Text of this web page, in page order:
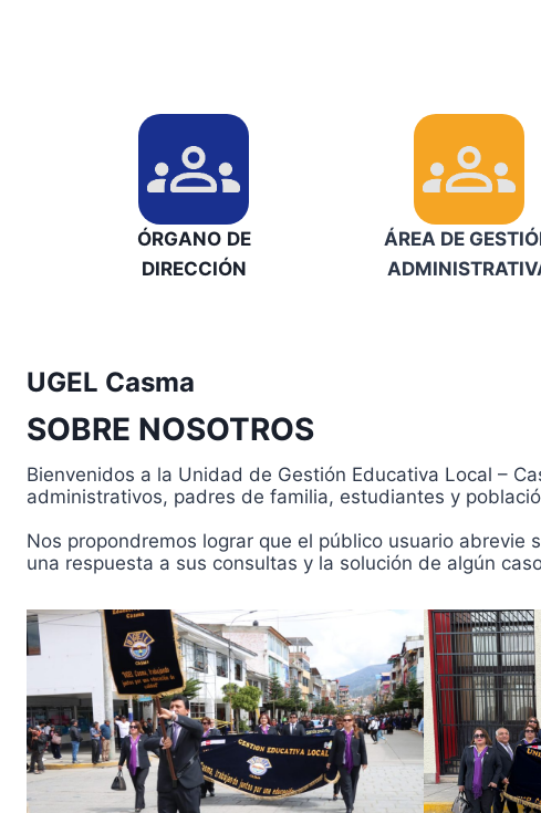
ÓRGANO DE
DIRECCIÓN
ÁREA DE
UGEL Casma
SOBRE NOSOTROS
Bienvenidos a la Unidad de Gestión Educativa Local –
administrativos, padres de familia, estudiantes y
Nos propondremos lograr que el público usuario
una respuesta a sus consultas y la solución de algún